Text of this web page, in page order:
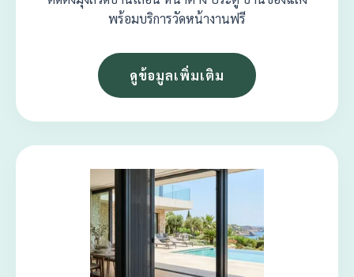
พร้อมบริการวัดหน้างานฟรี
ดูข้อมูลเพิ่มเติม